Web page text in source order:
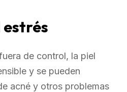
estrés
de control, la piel
y se pueden
acné y otros problemas